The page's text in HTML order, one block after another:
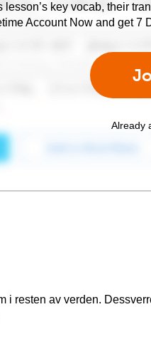
lesson’s key vocab, their
Account Now and get 7
Already
i resten av verden.